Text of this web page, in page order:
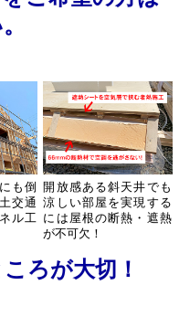
も倒
交通
ル工
開放感ある斜天井でも
涼しい部屋を実現する
には屋根の断熱・遮熱
が不可欠！
ろが大切！